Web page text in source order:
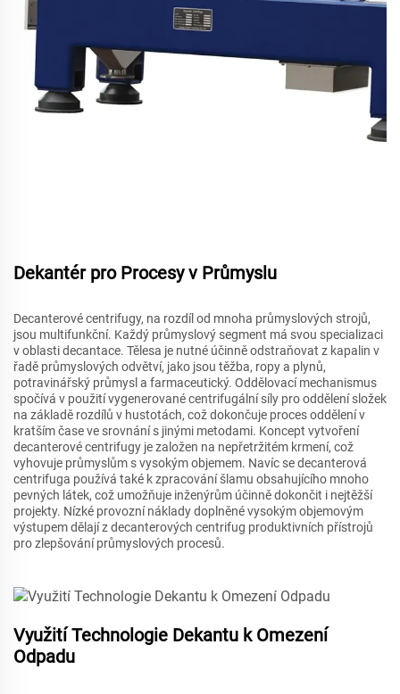
Dekantér pro Procesy v Průmyslu
Decanterové centrifugy, na rozdíl od mnoha průmyslových strojů,
jsou multifunkční. Každý průmyslový segment má svou specializaci
v oblasti decantace. Tělesa je nutné účinně odstraňovat z kapalin v
řadě průmyslových odvětví, jako jsou těžba, ropy a plynů,
potravinářský průmysl a farmaceutický. Oddělovací mechanismus
spočívá v použití vygenerované centrifugální síly pro oddělení složek
na základě rozdílů v hustotách, což dokončuje proces oddělení v
kratším čase ve srovnání s jinými metodami. Koncept vytvoření
decanterové centrifugy je založen na nepřetržitém krmení, což
vyhovuje průmyslům s vysokým objemem. Navíc se decanterová
centrifuga používá také k zpracování šlamu obsahujícího mnoho
pevných látek, což umožňuje inženýrům účinně dokončit i nejtěžší
projekty. Nízké provozní náklady doplněné vysokým objemovým
výstupem dělají z decanterových centrifug produktivních přístrojů
pro zlepšování průmyslových procesů.
Využití Technologie Dekantu k Omezení
Odpadu